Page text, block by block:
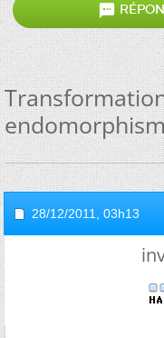

28/12/2011, 03h13